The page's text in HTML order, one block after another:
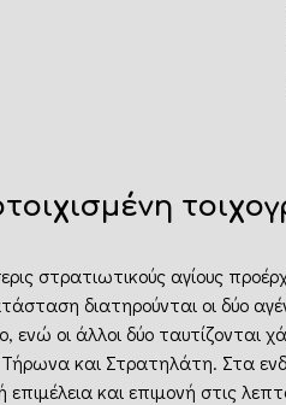
στρατιωτικούς αγίους
διατηρούνται οι δύο
ενώ οι άλλοι δύο
και Στρατηλάτη. Στα
και επιμονή στις